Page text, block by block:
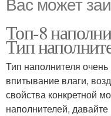
Топ-8
Тип
Тип наполнителя
впитывание влаги,
свойства конкретной
наполнителей,